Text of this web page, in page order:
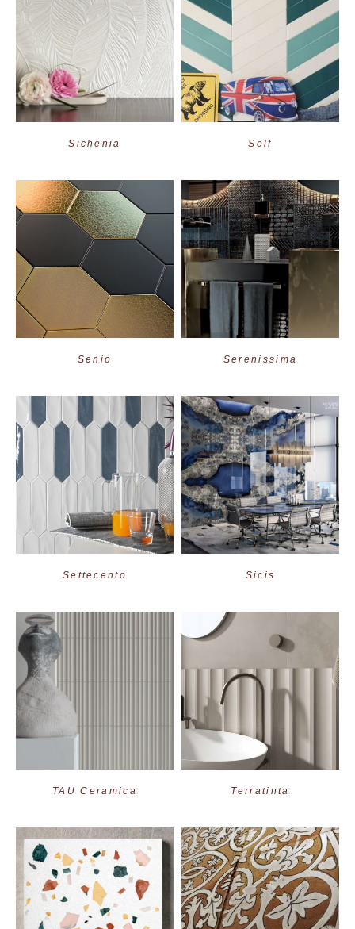
Sichenia Self
Senio Serenissima
Settecento Sicis
TAU Ceramica Terratinta